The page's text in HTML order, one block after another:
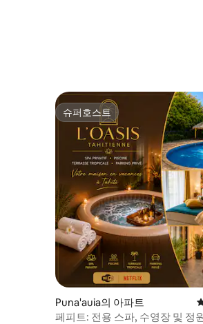
슈퍼호스트
슈퍼호스트
Puna'auia의 아파트
페피트: 전용 스파, 수영장 및 정